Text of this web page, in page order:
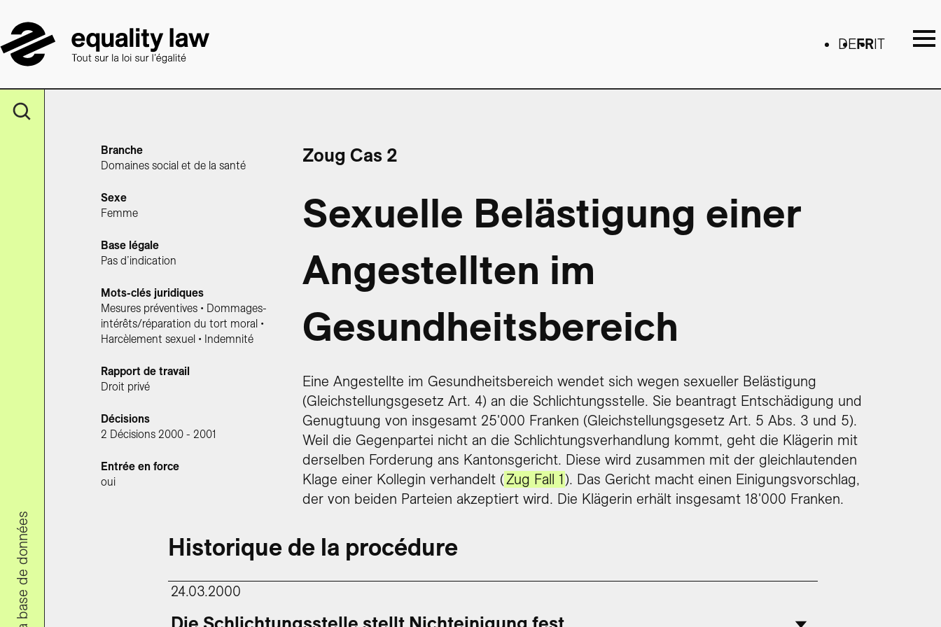
DEFR IT
Branche
Domaines social et de la santé
Sexe
Femme
Base légale
Pas d’indication
Mots-clés juridiques
Mesures préventives • Dommages-
intérêts/réparation du tort moral •
Harcèlement sexuel • Indemnité
Rapport de travail
Droit privé
Décisions
2 Décisions 2000 - 2001
Entrée en force
oui
Zoug Cas 2
Sexuelle Belästigung einer
Angestellten im
Gesundheitsbereich
Eine Angestellte im Gesundheitsbereich wendet sich wegen sexueller Belästigung
(Gleichstellungsgesetz Art. 4) an die Schlichtungsstelle. Sie beantragt Entschädigung und
Genugtuung von insgesamt 25'000 Franken (Gleichstellungsgesetz Art. 5 Abs. 3 und 5).
Weil die Gegenpartei nicht an die Schlichtungsverhandlung kommt, geht die Klägerin mit
derselben Forderung ans Kantonsgericht. Diese wird zusammen mit der gleichlautenden
Klage einer Kollegin verhandelt (Zug Fall 1 ). Das Gericht macht einen Einigungsvorschlag,
der von beiden Parteien akzeptiert wird. Die Klägerin erhält insgesamt 18'000 Franken.
Historique de la procédure
24.03.2000